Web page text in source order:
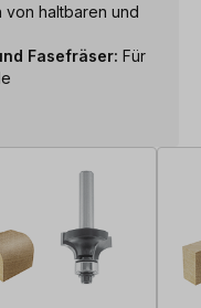
von haltbaren und
Fasefräser: Für